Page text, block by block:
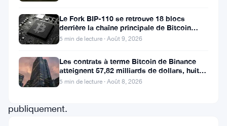
PDG
Ripple
s’est
publiquement.
Le Fork BIP-110 se retrouve 18 blocs
derrière la chaîne principale de Bitcoin
après la scission des Roughnecks
5 min de lecture · Août 9, 2026
Les contrats à terme Bitcoin de Binance
atteignent 57,82 milliards de dollars, huit
fois le volume du marché
5 min de lecture · Août 8, 2026